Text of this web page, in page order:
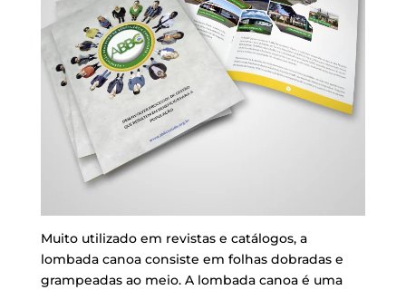
Muito utilizado em revistas e catálogos, a
lombada canoa consiste em folhas dobradas e
grampeadas ao meio. A lombada canoa é uma